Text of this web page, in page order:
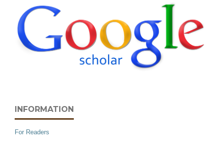
INFORMATION
For Readers